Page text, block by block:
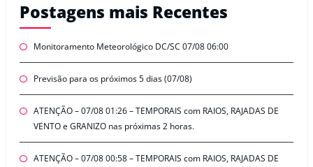
Postagens mais Recentes
Monitoramento Meteorológico DC/SC 07/08 06:00
Previsão para os próximos 5 dias (07/08)
ATENÇÃO – 07/08 01:26 – TEMPORAIS com RAIOS, RAJADAS DE
VENTO e GRANIZO nas próximas 2 horas.
ATENÇÃO – 07/08 00:58 – TEMPORAIS com RAIOS, RAJADAS DE